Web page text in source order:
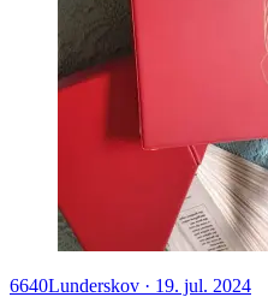
6640Lunderskov · 19. jul. 2024